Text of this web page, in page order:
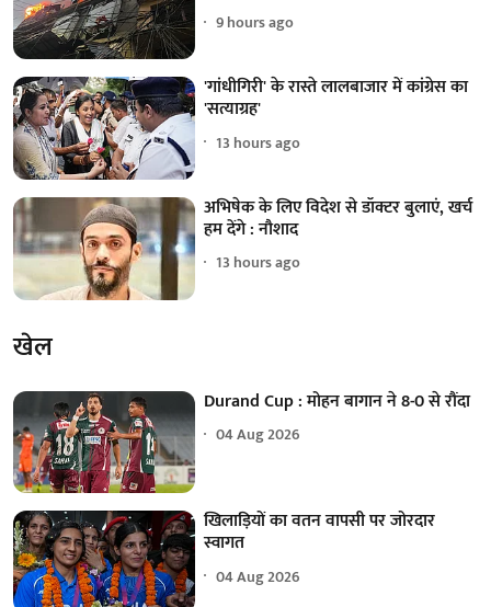
9 hours ago
'गांधीगिरी' के रास्ते लालबाजार में कांग्रेस का
'सत्याग्रह'
13 hours ago
अभिषेक के लिए विदेश से डॉक्टर बुलाएं, खर्च
हम देंगे : नौशाद
13 hours ago
खेल
Durand Cup : मोहन बागान ने 8-0 से रौंदा
04 Aug 2026
खिलाड़ियों का वतन वापसी पर जोरदार
स्वागत
04 Aug 2026